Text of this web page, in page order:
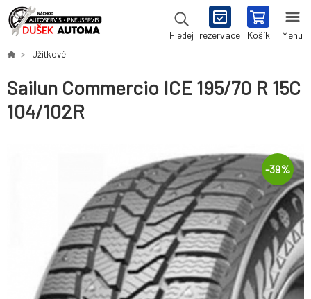
Hledej rezervace Košík Menu
Užitkové
Sailun Commercio ICE 195/70 R 15C
104/102R
-39%